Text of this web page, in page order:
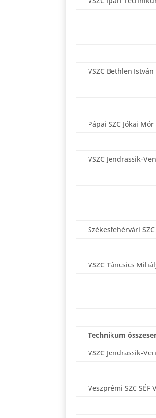
VSZC Bethlen
Pápai SZC Jókai
VSZC Jendrassik-
Székesfehérvári
VSZC Táncsics
Technikum
VSZC Jendrassik-
Veszprémi SZC